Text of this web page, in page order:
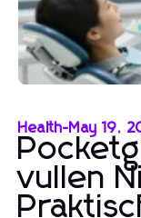
Health-May 19,
vullen